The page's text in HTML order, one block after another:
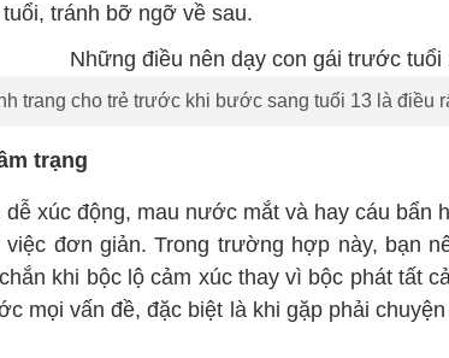
tránh bỡ ngỡ về sau.
trang cho trẻ trước khi bước sang tuổi 13 là điều
trạng
dễ xúc động, mau nước mắt và hay cáu bẩn
đơn giản. Trong trường hợp này, bạn
khi bộc lộ cảm xúc thay vì bộc phát tất
mọi vấn đề, đặc biệt là khi gặp phải